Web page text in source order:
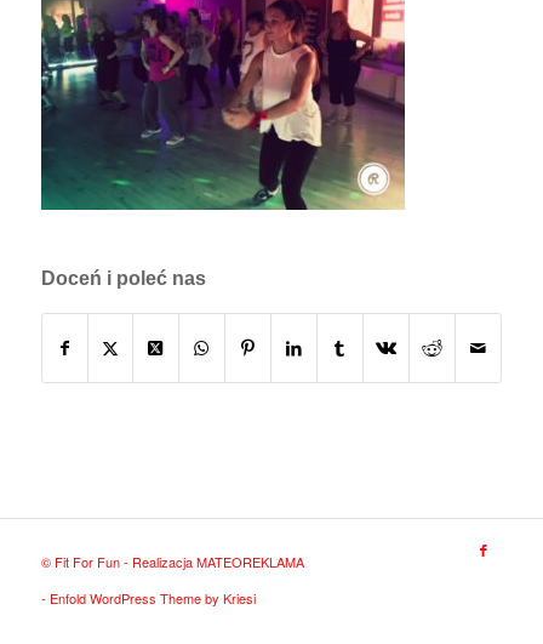
Doceń i poleć nas
© Fit For Fun - RealizacjaMATEOREKLAMA
- Enfold WordPress Theme by Kriesi